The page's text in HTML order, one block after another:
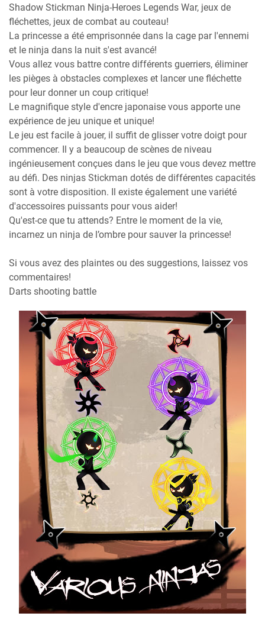
Shadow Stickman Ninja-Heroes Legends War, jeux de
fléchettes, jeux de combat au couteau!
La princesse a été emprisonnée dans la cage par l'ennemi
et le ninja dans la nuit s'est avancé!
Vous allez vous battre contre différents guerriers, éliminer
les pièges à obstacles complexes et lancer une fléchette
pour leur donner un coup critique!
Le magnifique style d'encre japonaise vous apporte une
expérience de jeu unique et unique!
Le jeu est facile à jouer, il suffit de glisser votre doigt pour
commencer. Il y a beaucoup de scènes de niveau
ingénieusement conçues dans le jeu que vous devez mettre
au défi. Des ninjas Stickman dotés de différentes capacités
sont à votre disposition. Il existe également une variété
d'accessoires puissants pour vous aider!
Qu'est-ce que tu attends? Entre le moment de la vie,
incarnez un ninja de l’ombre pour sauver la princesse!
Si vous avez des plaintes ou des suggestions, laissez vos
commentaires!
Darts shooting battle